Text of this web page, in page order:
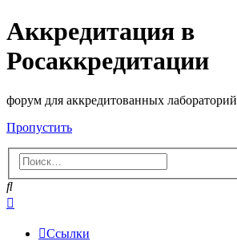
Аккредитация в
Росаккредитации
форум для аккредитованных лабораторий
Пропустить
Поиск
Ссылки